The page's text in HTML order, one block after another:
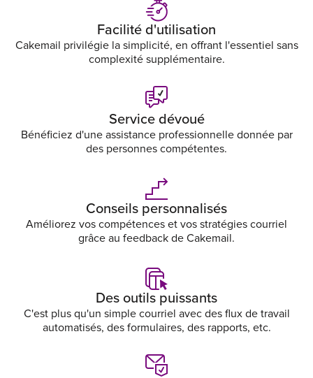
Facilité d'utilisation
Cakemail privilégie la simplicité, en offrant l'essentiel sans
complexité supplémentaire.
Service dévoué
Bénéficiez d'une assistance professionnelle donnée par
des personnes compétentes.
Conseils personnalisés
Améliorez vos compétences et vos stratégies courriel
grâce au feedback de Cakemail.
Des outils puissants
C'est plus qu'un simple courriel avec des flux de travail
automatisés, des formulaires, des rapports, etc.